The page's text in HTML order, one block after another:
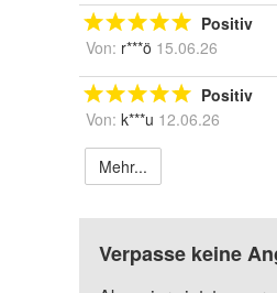
Positiv
Von: r***ö 15.06.26
Positiv
Von: k***u 12.06.26
Mehr...
Verpasse keine